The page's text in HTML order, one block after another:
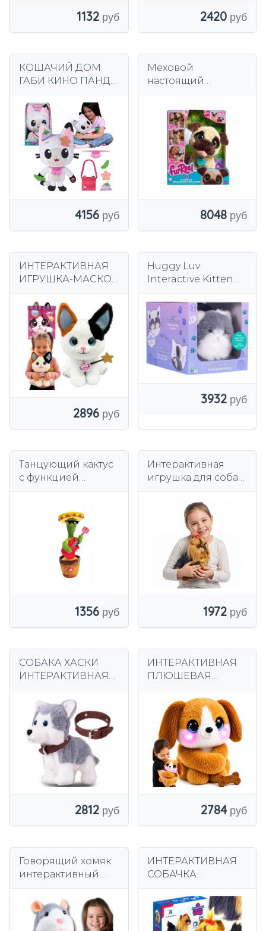
1132 2420
КОШАЧИЙ ДОМ
ГАБИ КИНО ПАНДА
ИНТЕРАКТИВНЫЙ
МАСКОТ ПАНДА
ЛАПЫ
4156
Меховой
настоящий
талисман Мой
прыгающий мопс
на прогулке
8048
ИНТЕРАКТИВНАЯ
ИГРУШКА-МАСКОТ
CAT MAGIC CAT BOX
2896
Huggy Luv
Interactive Kitten
талисман
реагирует на
прикосновения и
звуки
3932
Танцующий кактус
с функцией
1356
Интерактивная
игрушка для собак
на прикосновение
к щенку для детей
1972
СОБАКА ХАСКИ
ИНТЕРАКТИВНАЯ
ГОЛОСОВАЯ
УПРАВЛЯЕМАЯ
ДЛЯ ДЕТЕЙ ЛАЙ
2812
ИНТЕРАКТИВНАЯ
ПЛЮШЕВАЯ
ТАЛИСМАН ДЛЯ
СОБАКИ ЗВУКИ
ДВИЖЕНИЯ ШПАГА
2784
Говорящий хомяк
интерактивный
Пересмешник
говорящий
талисман игрушка
ИНТЕРАКТИВНАЯ
СОБАЧКА
РЕАГИРУЕТ НА
ДВИЖЕНИЕ ХОДИТ
ИГРУШКА